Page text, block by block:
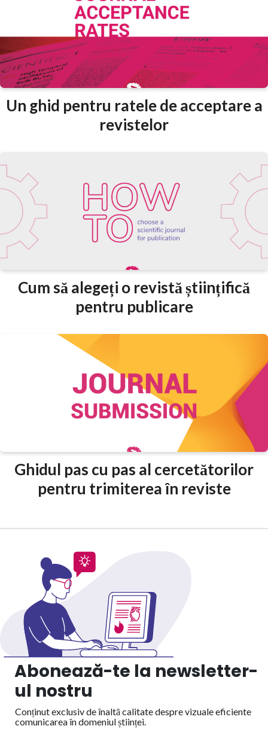
Un ghid pentru ratele de acceptare a
revistelor
Cum să alegeți o revistă științifică
pentru publicare
Ghidul pas cu pas al cercetătorilor
pentru trimiterea în reviste
Abonează-te la newsletter-
ul nostru
Conținut exclusiv de înaltă calitate despre vizuale eficiente
comunicarea în domeniul științei.